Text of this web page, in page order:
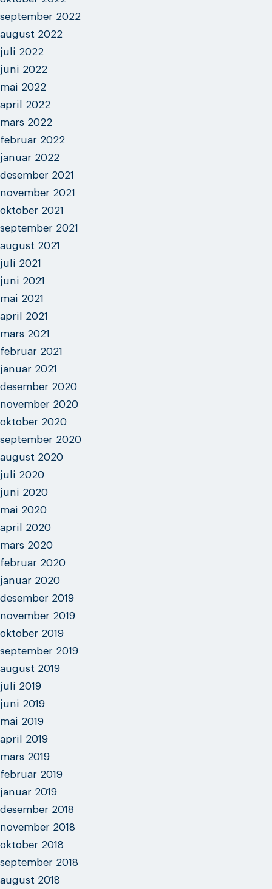
september 2022
august 2022
juli 2022
juni 2022
mai 2022
april 2022
mars 2022
februar 2022
januar 2022
desember 2021
november 2021
oktober 2021
september 2021
august 2021
juli 2021
juni 2021
mai 2021
april 2021
mars 2021
februar 2021
januar 2021
desember 2020
november 2020
oktober 2020
september 2020
august 2020
juli 2020
juni 2020
mai 2020
april 2020
mars 2020
februar 2020
januar 2020
desember 2019
november 2019
oktober 2019
september 2019
august 2019
juli 2019
juni 2019
mai 2019
april 2019
mars 2019
februar 2019
januar 2019
desember 2018
november 2018
oktober 2018
september 2018
august 2018